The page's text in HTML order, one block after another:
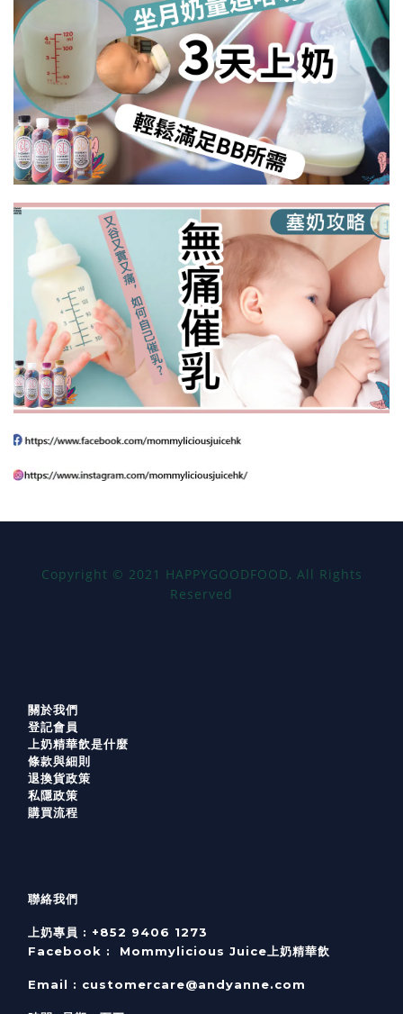
Copyright © 2021 HAPPYGOODFOOD, All Rights
Reserved
關於我們
登記會員
上奶精華飲是什麼
條款與細則
退換貨政策
私隱政策
購買流程
聯絡我們
上奶專員 : +852 9406 1273
Facebook :
Mommylicious Juice上奶精華飲
Email : customercare@andyanne.com